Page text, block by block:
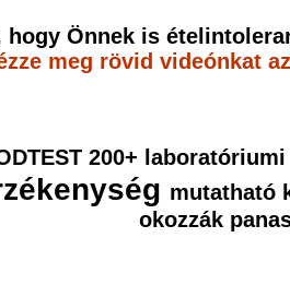
hogy Önnek is
meg rövid videónkat
200+
mutatható
okozzák